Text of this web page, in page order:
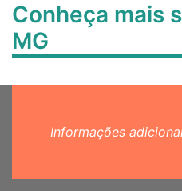
Conheça mais
MG
Informações